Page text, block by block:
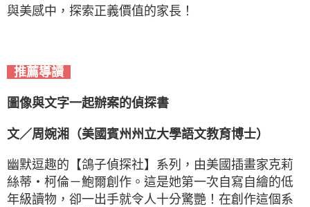
與美感中，探索正義價值的家長！
推薦導讀
圖像與文字一起辦案的偵探書
文／周婉湘（美國賓州州立大學語文教育博士）
幽默逗趣的【鴿子偵探社】系列，由美國插畫家克莉
絲蒂・柯倫－鮑爾創作。這是她第一次自寫自繪的低
年級讀物，卻一出手就令人十分驚艷！在創作這個系